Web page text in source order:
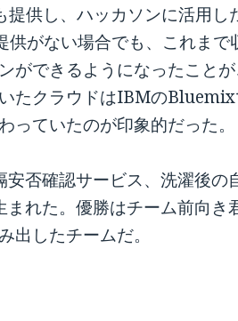
提供し、ハッカソンに活用し
供がない場合でも、これまで
ができるようになったこと
たクラウドはIBMの
っていたのが印象的だった。
否確認サービス、洗濯後の
れた。優勝はチーム前向き
出したチームだ。